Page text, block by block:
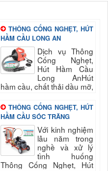
THÔNG CỐNG NGHẸT, HÚT
HẦM CẦU LONG AN
Dịch vụ Thông
Cống Nghẹt,
Hút Hầm Cầu
Long AnHút
hầm cầu, chất thải dầu mỡ,
bể phốt, hố ga, cống
rãnhNạo vét hố ga,đường
cống...
THÔNG CỐNG NGHẸT, HÚT
HẦM CẦU SÓC TRĂNG
Với kinh nghiệm
lâu năm trong
nghề và xử lý
tình huống
Thông Cống Nghẹt, Hút